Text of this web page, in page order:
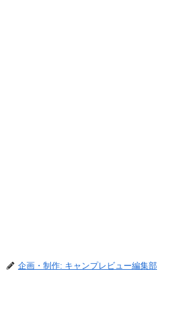
企画・制作: キャンプレビュー編集部